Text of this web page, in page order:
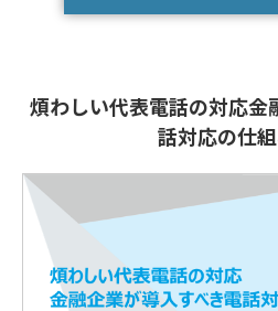
煩わしい代表電話の対応金
話対応の仕